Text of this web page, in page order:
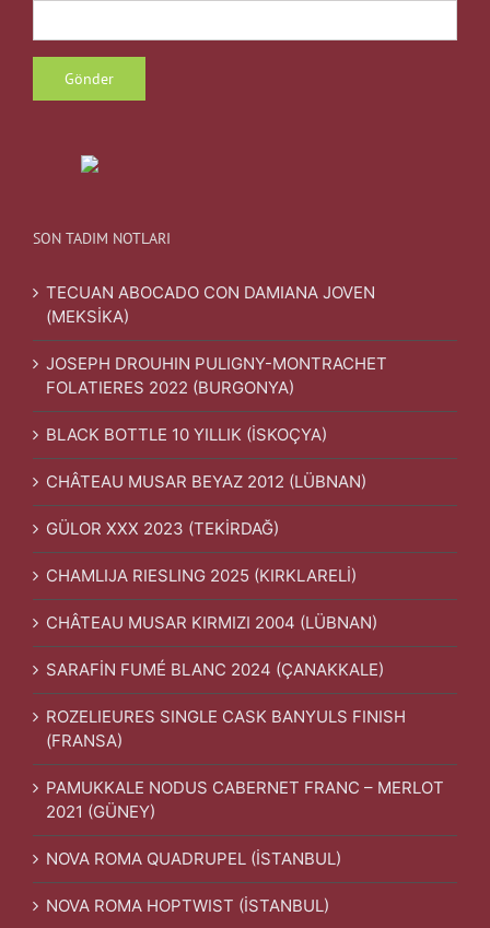
SON TADIM NOTLARI
TECUAN ABOCADO CON DAMIANA JOVEN
(MEKSİKA)
JOSEPH DROUHIN PULIGNY-MONTRACHET
FOLATIERES 2022 (BURGONYA)
BLACK BOTTLE 10 YILLIK (İSKOÇYA)
CHÂTEAU MUSAR BEYAZ 2012 (LÜBNAN)
GÜLOR XXX 2023 (TEKİRDAĞ)
CHAMLIJA RIESLING 2025 (KIRKLARELİ)
CHÂTEAU MUSAR KIRMIZI 2004 (LÜBNAN)
SARAFİN FUMÉ BLANC 2024 (ÇANAKKALE)
ROZELIEURES SINGLE CASK BANYULS FINISH
(FRANSA)
PAMUKKALE NODUS CABERNET FRANC – MERLOT
2021 (GÜNEY)
NOVA ROMA QUADRUPEL (İSTANBUL)
NOVA ROMA HOPTWIST (İSTANBUL)